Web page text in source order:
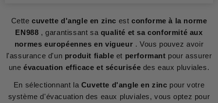
Cettecuvette d'angle en zinc est conforme à la norme
EN988 , garantissant sa qualité et sa conformité aux
normes européennes en vigueur . Vous pouvez avoir
l'assurance d'un produit fiable et performant pour assurer
uneévacuation efficace et sécurisée des eaux pluviales.
En sélectionnant la Cuvette d'angle en zinc pour votre
système d'évacuation des eaux pluviales, vous optez pour